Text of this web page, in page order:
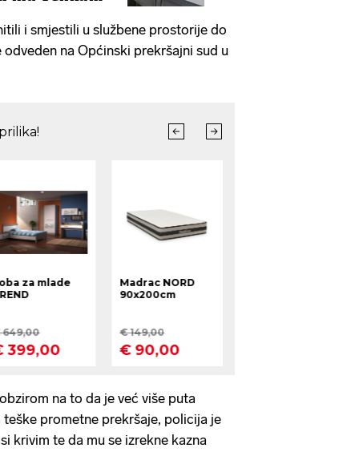
i smjestili u službene prostorije do
na Općinski prekršajni sud u
na to da je već više puta
prometne prekršaje, policija je
krivim te da mu se izrekne kazna